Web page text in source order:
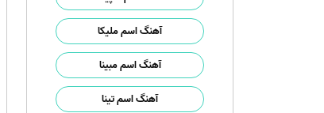
آهنگ اسم ملیکا
آهنگ اسم مبینا
آهنگ اسم تینا